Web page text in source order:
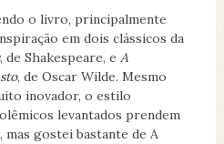
o livro, principalmente
em dois clássicos da
, de Shakespeare, e A
, de Oscar Wilde. Mesmo
inovador, o estilo
levantados prendem
mas gostei bastante de A